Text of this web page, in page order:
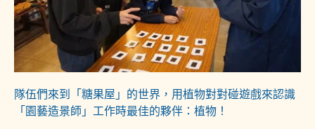
隊伍們來到「糖果屋」的世界，用植物對對碰遊戲來認識
「園藝造景師」工作時最佳的夥伴：植物！